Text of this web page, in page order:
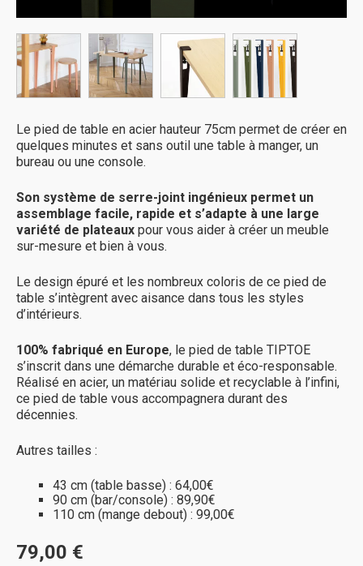
Le pied de table en acier hauteur 75cm permet de créer en
quelques minutes et sans outil une table à manger, un
bureau ou une console.
Son système de serre-joint ingénieux permet un
assemblage facile, rapide et s’adapte à une large
variété de plateaux pour vous aider à créer un meuble
sur-mesure et bien à vous.
Le design épuré et les nombreux coloris de ce pied de
table s’intègrent avec aisance dans tous les styles
d’intérieurs.
100% fabriqué en Europe, le pied de table TIPTOE
s’inscrit dans une démarche durable et éco-responsable.
Réalisé en acier, un matériau solide et recyclable à l’infini,
ce pied de table vous accompagnera durant des
décennies.
Autres tailles :
43 cm (table basse) : 64,00€
90 cm (bar/console) : 89,90€
110 cm (mange debout) : 99,00€
79,00 €